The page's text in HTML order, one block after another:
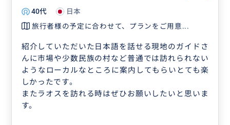
40代
日本
旅行者様の予定に合わせて、プランをご用意...
紹介していただいた日本語を話せる現地のガイドさ
んに市場や少数民族の村など普通では訪れられない
ようなローカルなところに案内してもらいとても楽
しかったです。
またラオスを訪れる時はぜひお願いしたいと思いま
す。